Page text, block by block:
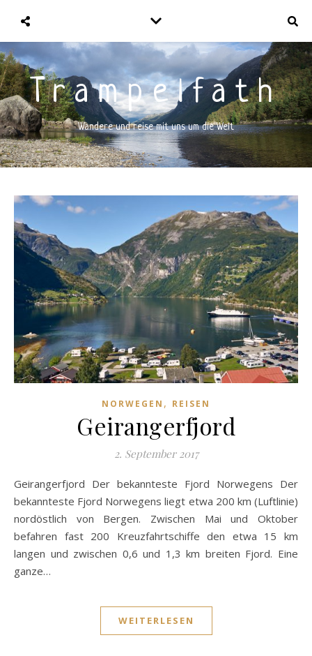
Trampelfath
Wandere und reise mit uns um die Welt
NORWEGEN , REISEN
Geirangerfjord
2. September 2017
Geirangerfjord Der bekannteste Fjord Norwegens Der
bekannteste Fjord Norwegens liegt etwa 200 km (Luftlinie)
nordöstlich von Bergen. Zwischen Mai und Oktober
befahren fast 200 Kreuzfahrtschiffe den etwa 15 km
langen und zwischen 0,6 und 1,3 km breiten Fjord. Eine
ganze…
WEITERLESEN